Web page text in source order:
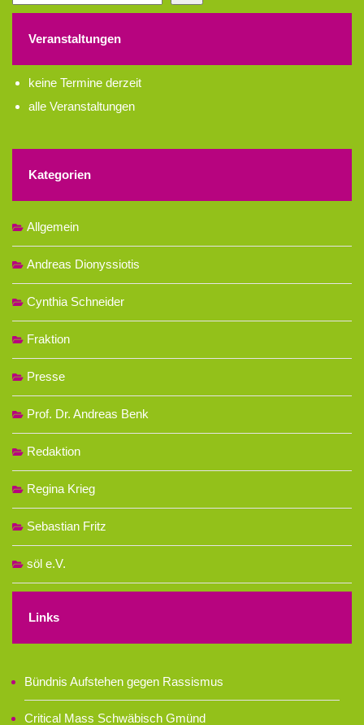
Veranstaltungen
keine Termine derzeit
alle Veranstaltungen
Kategorien
Allgemein
Andreas Dionyssiotis
Cynthia Schneider
Fraktion
Presse
Prof. Dr. Andreas Benk
Redaktion
Regina Krieg
Sebastian Fritz
söl e.V.
Links
Bündnis Aufstehen gegen Rassismus
Critical Mass Schwäbisch Gmünd